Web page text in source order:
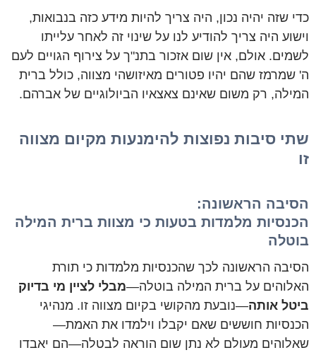
כדי שזה יהיה נכון, היה צריך להיות מידע כזה בנבואות,
וישוע היה צריך להודיע לנו על שינוי זה לאחר עלייתו
לשמים. אולם, אין שום אזכור בתנ"ך על צירוף הגויים לעם
ה' שמרמז שהם יהיו פטורים מאיזושהי מצווה, כולל ברית
המילה, רק משום שאינם צאצאיו הביולוגיים של אברהם.
שתי סיבות נפוצות להימנעות מקיום מצווה
זו
הסיבה הראשונה:
הכנסיות מלמדות בטעות כי מצוות ברית המילה
בוטלה
הסיבה הראשונה לכך שהכנסיות מלמדות כי תורת
האלוהים על ברית המילה בוטלה—מבלי לציין מי בדיוק
ביטל אותה—נובעת מהקושי בקיום מצווה זו. מנהיגי
הכנסיות חוששים שאם יקבלו וילמדו את האמת—
שאלוהים מעולם לא נתן שום הוראה לבטלה—הם יאבדו